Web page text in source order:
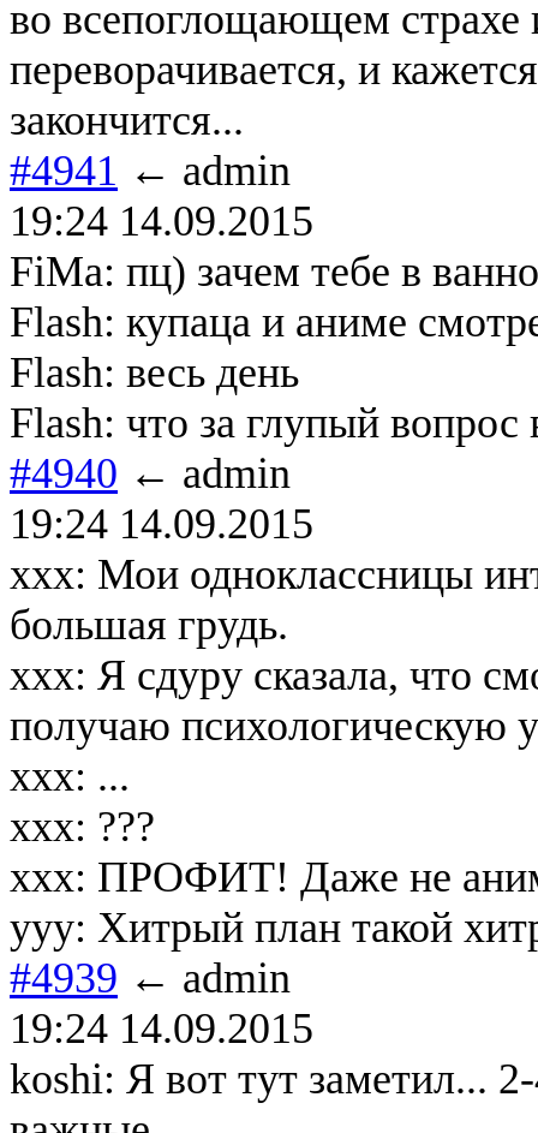
во всепоглощающем страхе
переворачивается, и
закончится...
#4941 ← admin
19:24 14.09.2015
FiMa: пц) зачем тебе в
Flash: купаца и аниме
Flash: весь день
Flash: что за глупый вопрос
#4940 ← admin
19:24 14.09.2015
xxx: Мои одноклассницы
большая грудь.
xxx: Я сдуру сказала, что
получаю психологическую
xxx: ...
xxx: ???
xxx: ПРОФИТ! Даже не
yyy: Хитрый план такой
#4939 ← admin
19:24 14.09.2015
koshi: Я вот тут заметил...